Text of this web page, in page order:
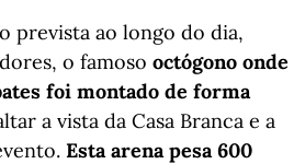
prevista ao longo do dia,
o famoso octógono onde
foi montado de forma
a vista da Casa Branca e a
Esta arena pesa 600